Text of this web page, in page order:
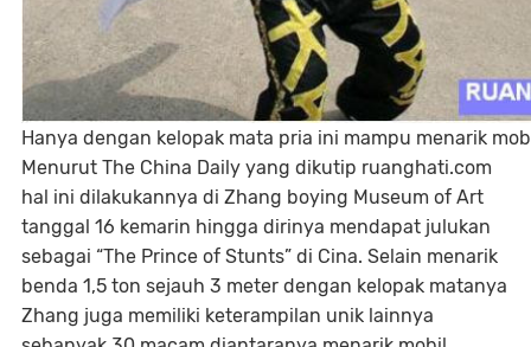
Hanya dengan kelopak mata pria ini mampu menarik
Menurut The China Daily yang dikutip ruanghati.com
hal ini dilakukannya di Zhang boying Museum of Art
tanggal 16 kemarin hingga dirinya mendapat julukan
sebagai “The Prince of Stunts” di Cina. Selain menarik
benda 1,5 ton sejauh 3 meter dengan kelopak matanya
Zhang juga memiliki keterampilan unik lainnya